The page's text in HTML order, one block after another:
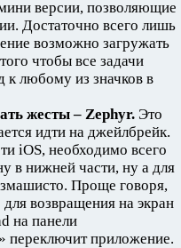
версии, позволяющие
Достаточно всего лишь
возможно загружать
чтобы все задачи
к любому из значков в
жесты – Zephyr. Это
идти на джейлбрейк.
iOS, необходимо всего
в нижней части, ну а для
Проще говоря,
возвращения на экран
на панели
переключит приложение.